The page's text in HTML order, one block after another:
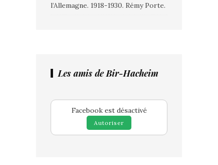
l’Allemagne. 1918-1930. Rémy Porte.
Les amis de Bir-Hacheim
Facebook est désactivé
Autoriser